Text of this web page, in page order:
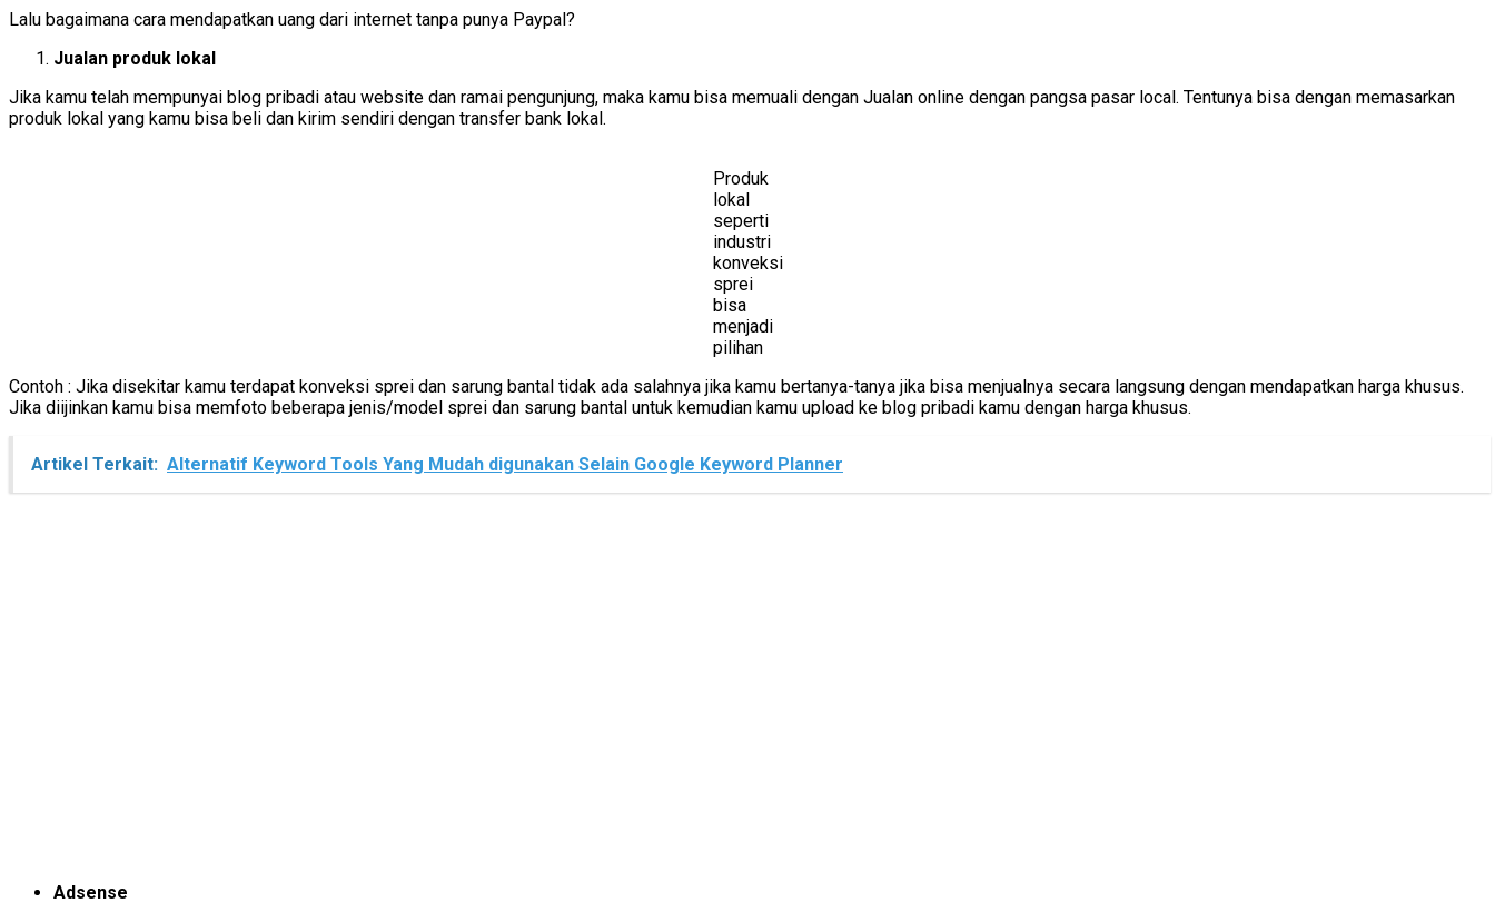
Lalu bagaimana cara mendapatkan uang dari internet tanpa punya Paypal?
Jualan produk lokal
Jika kamu telah mempunyai blog pribadi atau website dan ramai pengunjung, maka kamu bisa memuali dengan Jualan online dengan pangsa pasar local. Tentunya bisa dengan memasarkan
produk lokal yang kamu bisa beli dan kirim sendiri dengan transfer bank lokal.
Produk
lokal
seperti
industri
konveksi
sprei
bisa
menjadi
pilihan
Contoh : Jika disekitar kamu terdapat konveksi sprei dan sarung bantal tidak ada salahnya jika kamu bertanya-tanya jika bisa menjualnya secara langsung dengan mendapatkan harga khusus.
Jika diijinkan kamu bisa memfoto beberapa jenis/model sprei dan sarung bantal untuk kemudian kamu upload ke blog pribadi kamu dengan harga khusus.
Artikel Terkait: Alternatif Keyword Tools Yang Mudah digunakan Selain Google Keyword Planner
Adsense